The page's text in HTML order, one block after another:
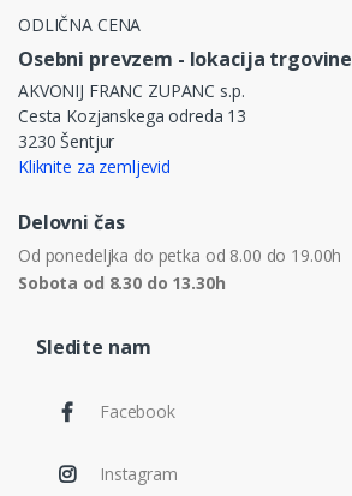
ODLIČNA CENA
Osebni prevzem - lokacija trgovine
AKVONIJ FRANC ZUPANC s.p.
Cesta Kozjanskega odreda 13
3230 Šentjur
Kliknite za zemljevid
Delovni čas
Od ponedeljka do petka od 8.00 do 19.00h
Sobota od 8.30 do 13.30h
Sledite nam
Facebook
Instagram